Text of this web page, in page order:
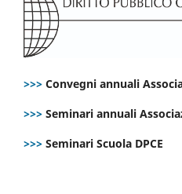
>>> Convegni annuali
>>> Seminari annuali
>>> Seminari Scuola DPCE